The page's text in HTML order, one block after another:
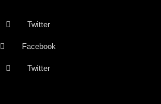
Twitter
Facebook
Twitter